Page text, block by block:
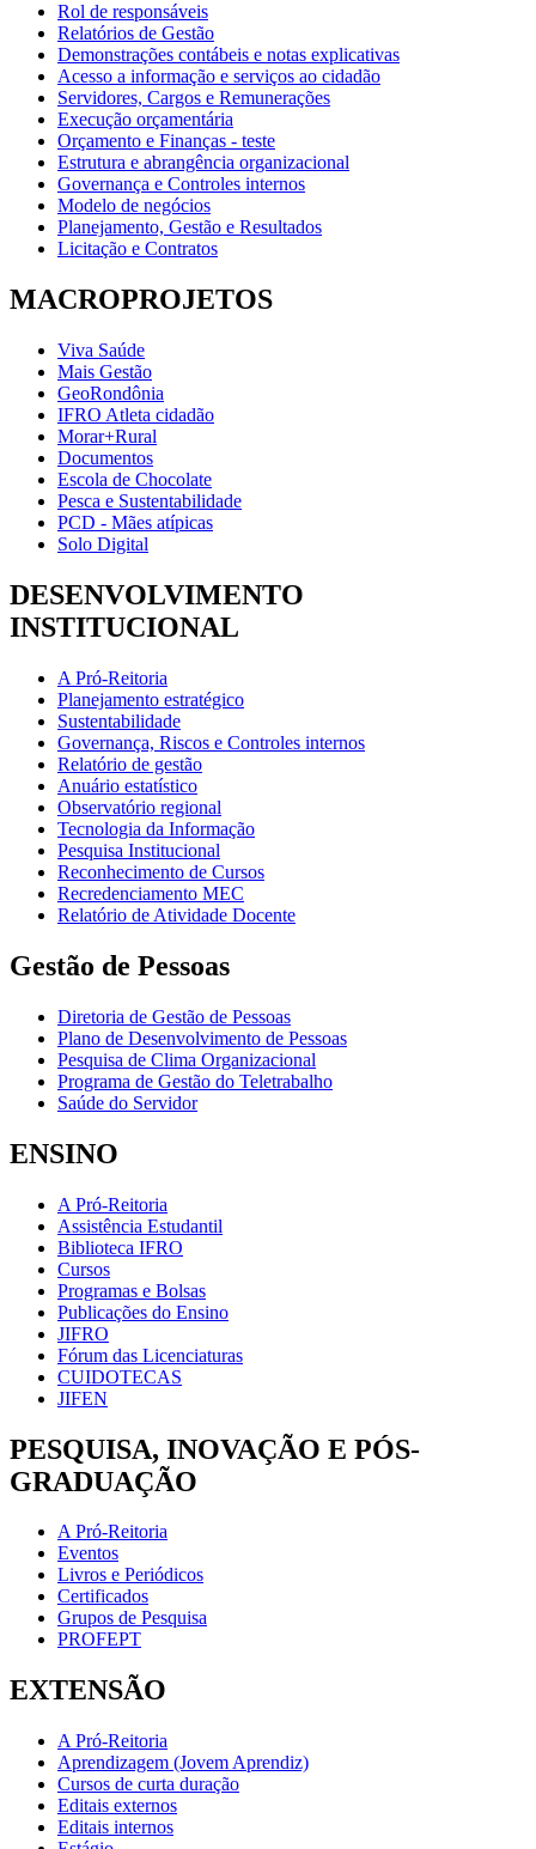
Rol de responsáveis
Relatórios de Gestão
Demonstrações contábeis e notas explicativas
Acesso a informação e serviços ao cidadão
Servidores, Cargos e Remunerações
Execução orçamentária
Orçamento e Finanças - teste
Estrutura e abrangência organizacional
Governança e Controles internos
Modelo de negócios
Planejamento, Gestão e Resultados
Licitação e Contratos
MACROPROJETOS
Viva Saúde
Mais Gestão
GeoRondônia
IFRO Atleta cidadão
Morar+Rural
Documentos
Escola de Chocolate
Pesca e Sustentabilidade
PCD - Mães atípicas
Solo Digital
DESENVOLVIMENTO
INSTITUCIONAL
A Pró-Reitoria
Planejamento estratégico
Sustentabilidade
Governança, Riscos e Controles internos
Relatório de gestão
Anuário estatístico
Observatório regional
Tecnologia da Informação
Pesquisa Institucional
Reconhecimento de Cursos
Recredenciamento MEC
Relatório de Atividade Docente
Gestão de Pessoas
Diretoria de Gestão de Pessoas
Plano de Desenvolvimento de Pessoas
Pesquisa de Clima Organizacional
Programa de Gestão do Teletrabalho
Saúde do Servidor
ENSINO
A Pró-Reitoria
Assistência Estudantil
Biblioteca IFRO
Cursos
Programas e Bolsas
Publicações do Ensino
JIFRO
Fórum das Licenciaturas
CUIDOTECAS
JIFEN
PESQUISA, INOVAÇÃO E PÓS-
GRADUAÇÃO
A Pró-Reitoria
Eventos
Livros e Periódicos
Certificados
Grupos de Pesquisa
PROFEPT
EXTENSÃO
A Pró-Reitoria
Aprendizagem (Jovem Aprendiz)
Cursos de curta duração
Editais externos
Editais internos